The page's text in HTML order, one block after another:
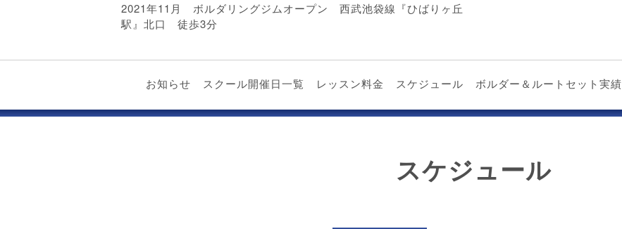
2021年11月 ボルダリングジムオープン 西武池袋線『ひばりヶ丘
駅』北口 徒歩3分
お知らせ スクール開催日一覧 レッスン料金 スケジュール ボルダー＆ルートセット実績
スケジュール